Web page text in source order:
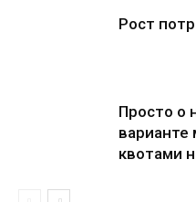
Рост
Просто о
варианте
квотами